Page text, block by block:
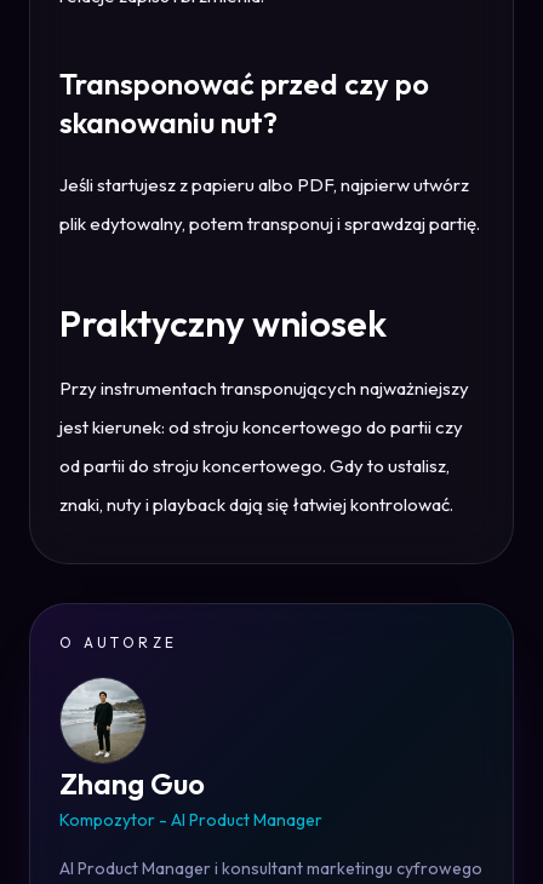
Transponować przed czy po
skanowaniu nut?
Jeśli startujesz z papieru albo PDF, najpierw utwórz
plik edytowalny, potem transponuj i sprawdzaj partię.
Praktyczny wniosek
Przy instrumentach transponujących najważniejszy
jest kierunek: od stroju koncertowego do partii czy
od partii do stroju koncertowego. Gdy to ustalisz,
znaki, nuty i playback dają się łatwiej kontrolować.
O AUTORZE
Zhang Guo
Kompozytor - AI Product Manager
AI Product Manager i konsultant marketingu cyfrowego